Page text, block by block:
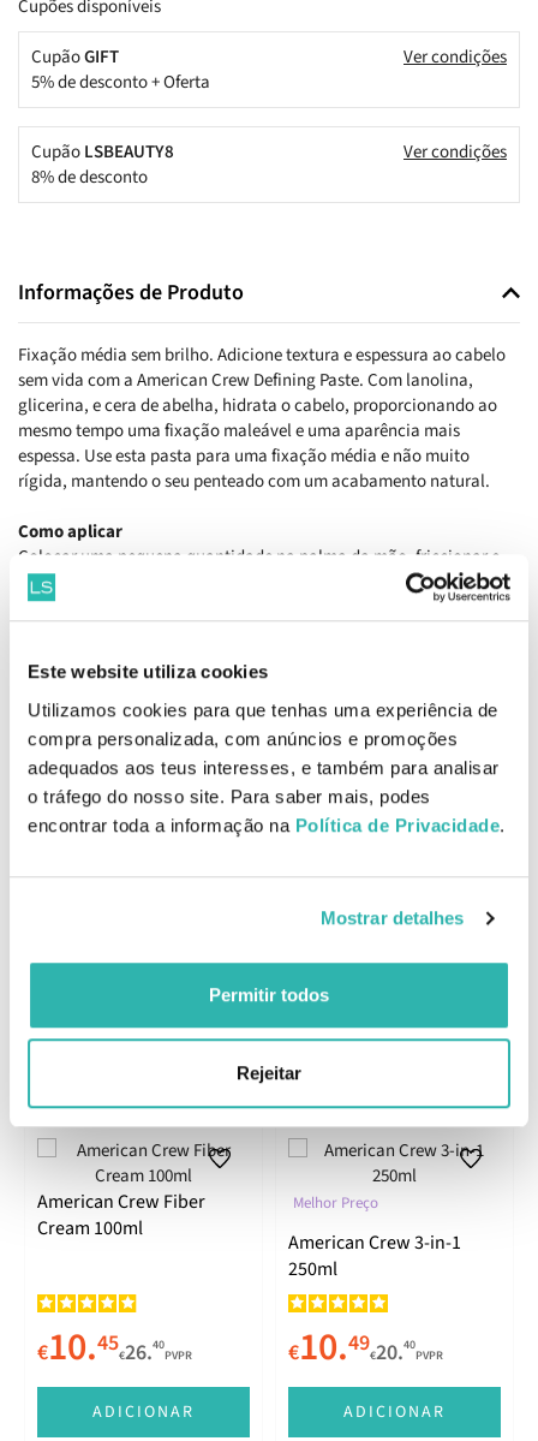
Este website utiliza cookies
Utilizamos cookies para que tenhas uma experiência de
compra personalizada, com anúncios e promoções
adequados aos teus interesses, e também para analisar
o tráfego do nosso site. Para saber mais, podes
encontrar toda a informação na Política de Privacidade.
Mostrar detalhes
Permitir todos
Rejeitar
Cupões disponíveis
CupãoGIFT
5% de desconto + Oferta
Ver condições
CupãoLSBEAUTY8
8% de desconto
Ver condições
Informações de Produto
Fixação média sem brilho. Adicione textura e espessura ao cabelo
sem vida com a American Crew Defining Paste. Com lanolina,
glicerina, e cera de abelha, hidrata o cabelo, proporcionando ao
mesmo tempo uma fixação maleável e uma aparência mais
espessa. Use esta pasta para uma fixação média e não muito
rígida, mantendo o seu penteado com um acabamento natural.
Como aplicar
Colocar uma pequena quantidade na palma da mão, friccionar e
aplicar sobre o cabelo seco com uma toalha, distribuir e trabalhar
até obter o penteado desejado. Para textura adicionada ou
Distribuir uniformemente e em profundidade pelo cabelo,
previamente seco com uma toalha.
Ingredientes
Lanolina: Agente hidratante e emoliente que facilita uma fixação
excelente.
Bentonita: Proporciona ao cabelo um aspeto denso e abundante.
Cera de Abelha: Protege contra a perda de hidratação
Glicerina: Suaviza o cabelo proporcionando um aspecto de maior
American Crew Fiber
Cream 100ml
€10.45€26.40
PVPR
ADICIONAR
Melhor Preço
American Crew 3-in-1
250ml
€10.49€20.40
PVPR
ADICIONAR